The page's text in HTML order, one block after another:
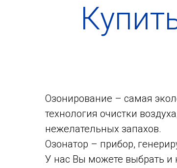
Озонирование – самая
технология очистки
нежелательных запахов.
Озонатор – прибор,
У нас Вы можете выбрать и